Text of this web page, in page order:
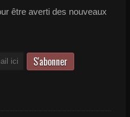
être averti des nouveaux